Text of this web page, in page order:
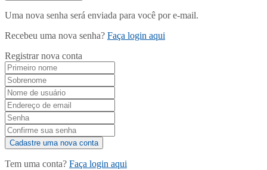
Uma nova senha será enviada para você por e-mail.
Recebeu uma nova senha? Faça login aqui
Registrar nova conta
Tem uma conta? Faça login aqui